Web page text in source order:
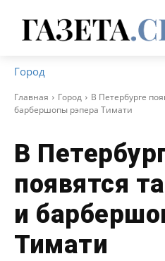
Город
Главная Город
В Петербурге
барбершопы рэпера Тимати
В
появятся
и
Тимати